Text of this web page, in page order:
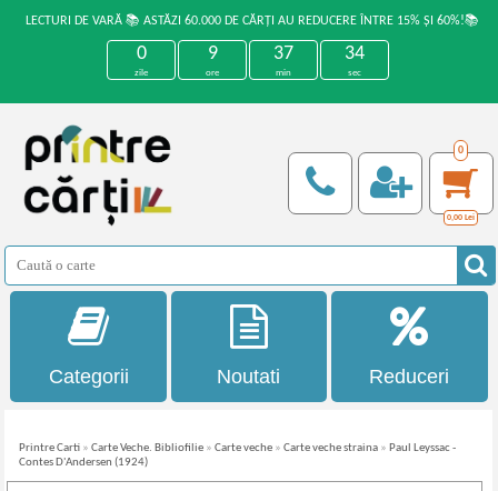
LECTURI DE VARĂ 📚 ASTĂZI 60.000 DE CĂRȚI AU REDUCERE ÎNTRE 15% ȘI 60%!📚
0
zile
9
ore
37
min
33
sec
0
0,00 Lei
Categorii Noutati Reduceri
Printre Carti »Carte Veche. Bibliofilie »Carte veche »Carte veche straina » Paul Leyssac -
Contes D'Andersen (1924)